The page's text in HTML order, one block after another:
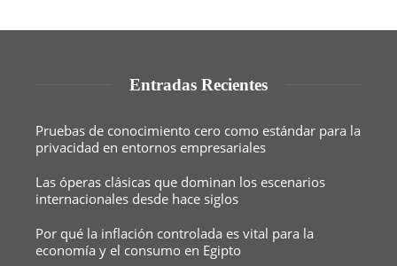
Entradas Recientes
Pruebas de conocimiento cero como estándar para la
privacidad en entornos empresariales
Las óperas clásicas que dominan los escenarios
internacionales desde hace siglos
Por qué la inflación controlada es vital para la
economía y el consumo en Egipto